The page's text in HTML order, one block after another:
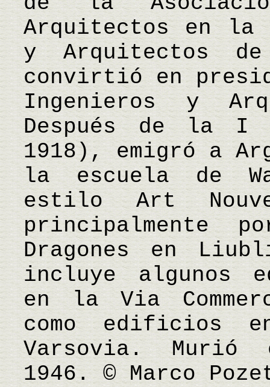
Arquitectos en la
y Arquitectos
convirtió en
Ingenieros y
Después de la I
1918), emigró a
la escuela de
estilo Art
principalmente
Dragones en
incluye algunos
en la Via
como edificios
Varsovia. Murió
1946. © Marco